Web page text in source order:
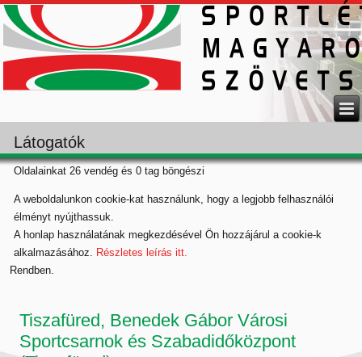
Látogatók
Oldalainkat 26 vendég és 0 tag böngészi
A weboldalunkon cookie-kat használunk, hogy a legjobb felhasználói
élményt nyújthassuk.
A honlap használatának megkezdésével Ön hozzájárul a cookie-k
alkalmazásához. Részletes leírás itt.
Rendben.
Tiszafüred, Benedek Gábor Városi
Sportcsarnok és Szabadidőközpont